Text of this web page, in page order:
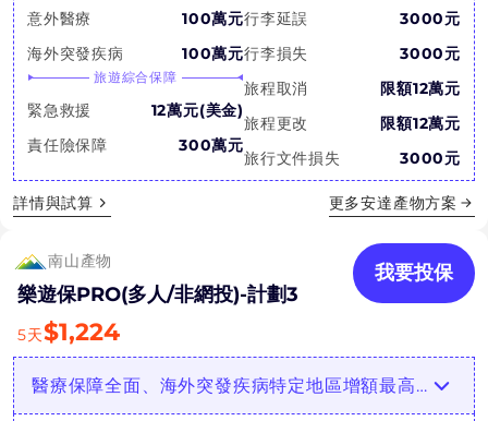
意外醫療
100萬元
海外突發疾病
100萬元
旅遊綜合保障
緊急救援
12萬元(美金)
責任險保障
300萬元
行李延誤
3000元
行李損失
3000元
旅程取消
限額12萬元
旅程更改
限額12萬元
旅行文件損失
3000元
詳情與試算 更多安達產物方案
南山產物
樂遊保PRO(多人/非網投)-計劃3
我要投保
5天$1,224
醫療保障全面、海外突發疾病特定地區增額最高3倍，急診額度高